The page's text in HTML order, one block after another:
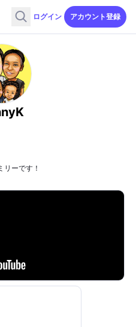
ログイン アカウント登録
リーです！